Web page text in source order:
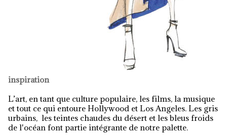
inspiration
L’art, en tant que culture populaire, les films, la musique
et tout ce qui entoure Hollywood et Los Angeles. Les gris
urbains, les teintes chaudes du désert et les bleus froids
de l'océan font partie intégrante de notre palette.